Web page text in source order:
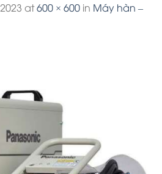
at600 × 600 in Máy hàn –